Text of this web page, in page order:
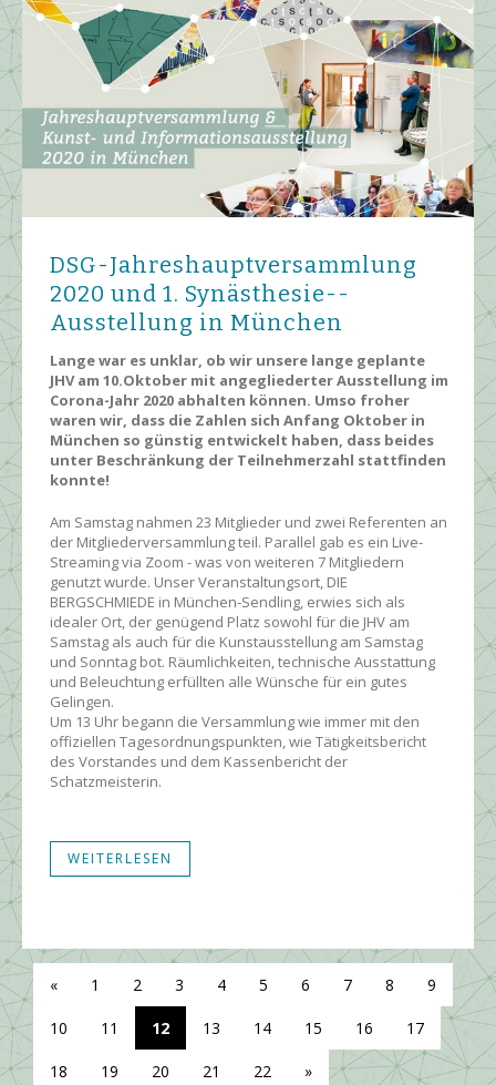
DSG-Jahreshaupt­ver­sammlung
2020 und 1. Synästhesie-­
Ausstellung in München
Lange war es unklar, ob wir unsere lange geplante
JHV am 10.Oktober mit angegliederter Ausstellung im
Corona-Jahr 2020 abhalten können. Umso froher
waren wir, dass die Zahlen sich Anfang Oktober in
München so günstig entwickelt haben, dass beides
unter Beschränkung der Teilnehmerzahl stattfinden
konnte!
Am Samstag nahmen 23 Mitglieder und zwei Referenten an
der Mitgliederversammlung teil. Parallel gab es ein Live-
Streaming via Zoom - was von weiteren 7 Mitgliedern
genutzt wurde. Unser Veranstaltungsort, DIE
BERGSCHMIEDE in München-Sendling, erwies sich als
idealer Ort, der genügend Platz sowohl für die JHV am
Samstag als auch für die Kunstausstellung am Samstag
und Sonntag bot. Räumlichkeiten, technische Ausstattung
und Beleuchtung erfüllten alle Wünsche für ein gutes
Gelingen.
Um 13 Uhr begann die Versammlung wie immer mit den
offiziellen Tagesordnungspunkten, wie Tätigkeitsbericht
des Vorstandes und dem Kassenbericht der
Schatzmeisterin.
WEITERLESEN
« 1 2 3 4 5 6 7 8 9
10 11 12 13 14 15 16 17
18 19 20 21 22 »